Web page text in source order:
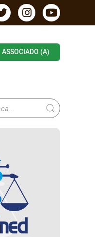
ASSOCIADO (A)